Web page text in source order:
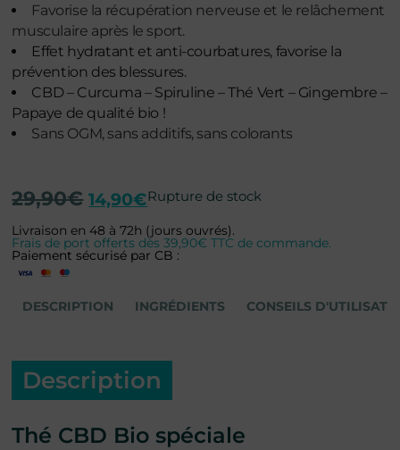
DESCRIPTION INGRÉDIENTS CONSEILS
Description
Thé CBD Bio spéciale
Favorise la récupération nerveuse et le relâchement
musculaire après le sport.
Effet hydratant et anti-courbatures, favorise la
prévention des blessures.
CBD – Curcuma – Spiruline – Thé Vert – Gingembre –
Papaye de qualité bio !
Sans OGM, sans additifs, sans colorants
29,90€ 14,90€Rupture de stock
Livraison en 48 à 72h (jours ouvrés).
Frais de port offerts dès 39,90€ TTC de commande.
Paiement sécurisé par CB :